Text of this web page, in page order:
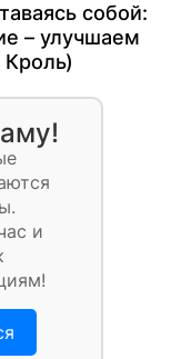
собой:
– улучшаем
)
и